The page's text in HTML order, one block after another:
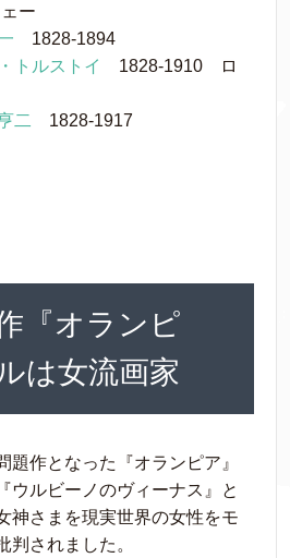
ー
1828-1894
トルストイ
1828-1910 ロ
二 1828-1917
『オランピ
は女流画家
題作となった『オランピア』
ウルビーノのヴィーナス』と
神さまを現実世界の女性をモ
判されました。